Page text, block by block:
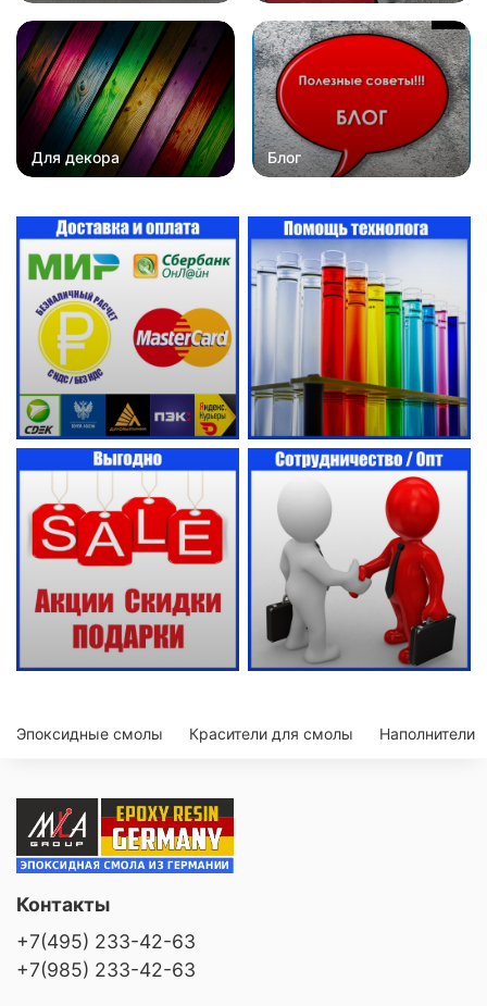
Для декора Блог
Эпоксидные смолы Красители для смолы Наполнители
Контакты
+7(495) 233-42-63
+7(985) 233-42-63